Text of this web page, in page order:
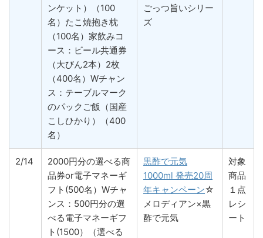
ンケット）（100
名）たこ焼抱き枕
（100名）家飲みコ
ース：ビール共通券
（大びん2本）2枚
（400名）Wチャン
ス：テーブルマーク
のパックご飯（国産
こしひかり）（400
名）
ごっつ旨いシリー
ズ
2/14
2000円分の選べる商
品券or電子マネーギ
フト(500名）Wチャ
ンス：500円分の選
べる電子マネーギフ
ト(1500）（選べる
黒酢で元気
1000ml 発売20周
年キャンペーン☆
メロディアン×黒
酢で元気
対象
商品
１点
レシ
ート